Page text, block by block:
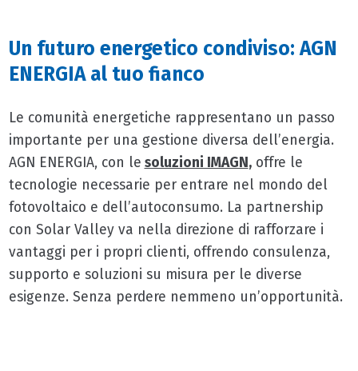
Un futuro energetico condiviso: AGN
ENERGIA al tuo fianco
Le comunità energetiche rappresentano un passo
importante per una gestione diversa dell’energia.
AGN ENERGIA, con le soluzioni IMAGN,offre le
tecnologie necessarie per entrare nel mondo del
fotovoltaico e dell’autoconsumo. La partnership
con Solar Valley va nella direzione di rafforzare i
vantaggi per i propri clienti, offrendo consulenza,
supporto e soluzioni su misura per le diverse
esigenze. Senza perdere nemmeno un’opportunità.